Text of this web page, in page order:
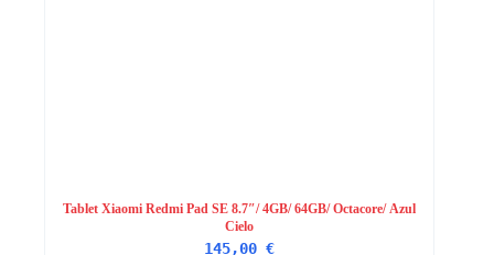
Tablet Xiaomi Redmi Pad SE 8.7″/ 4GB/ 64GB/ Octacore/ Azul
Cielo
145,00€